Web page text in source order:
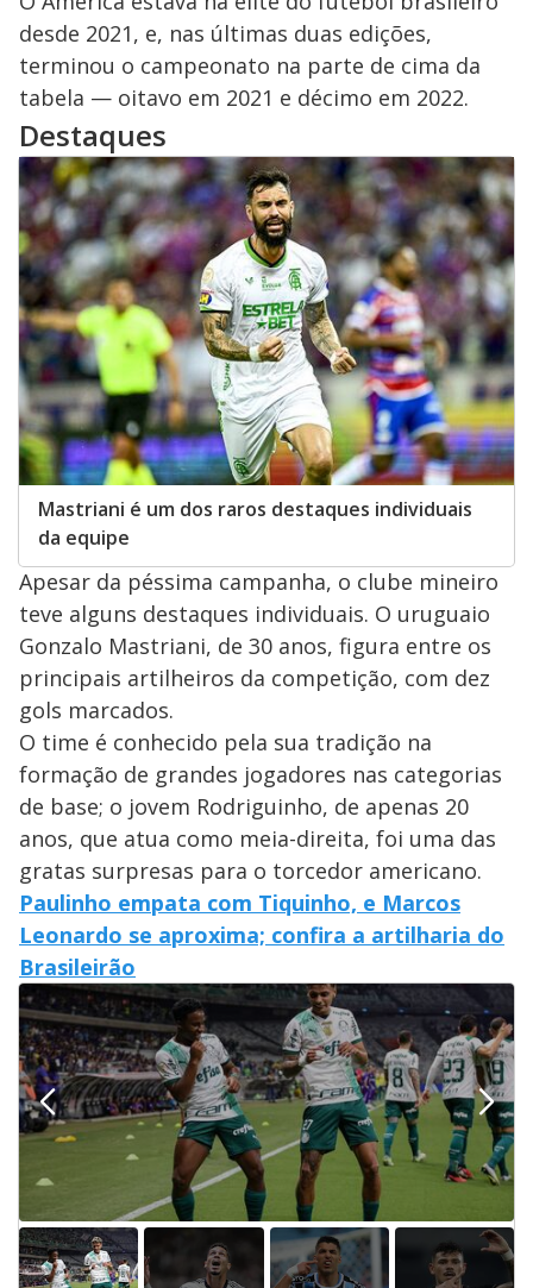
desde 2021, e, nas últimas duas edições,
terminou o campeonato na parte de cima da
tabela — oitavo em 2021 e décimo em 2022.
Destaques
Mastriani é um dos raros destaques individuais
da equipe
Apesar da péssima campanha, o clube mineiro
teve alguns destaques individuais. O uruguaio
Gonzalo Mastriani, de 30 anos, figura entre os
principais artilheiros da competição, com dez
gols marcados.
O time é conhecido pela sua tradição na
formação de grandes jogadores nas categorias
de base; o jovem Rodriguinho, de apenas 20
anos, que atua como meia-direita, foi uma das
gratas surpresas para o torcedor americano.
Paulinho empata com Tiquinho, e Marcos
Leonardo se aproxima; confira a artilharia do
Brasileirão